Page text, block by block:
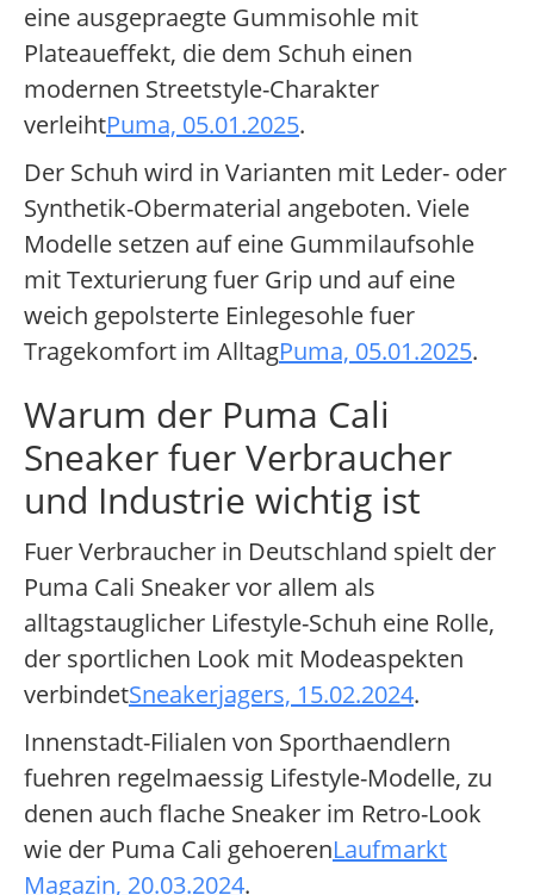
eine ausgepraegte Gummisohle mit
Plateaueffekt, die dem Schuh einen
modernen Streetstyle-Charakter
verleihtPuma, 05.01.2025.
Der Schuh wird in Varianten mit Leder- oder
Synthetik-Obermaterial angeboten. Viele
Modelle setzen auf eine Gummilaufsohle
mit Texturierung fuer Grip und auf eine
weich gepolsterte Einlegesohle fuer
Tragekomfort im AlltagPuma, 05.01.2025.
Warum der Puma Cali
Sneaker fuer Verbraucher
und Industrie wichtig ist
Fuer Verbraucher in Deutschland spielt der
Puma Cali Sneaker vor allem als
alltagstauglicher Lifestyle-Schuh eine Rolle,
der sportlichen Look mit Modeaspekten
verbindetSneakerjagers, 15.02.2024.
Innenstadt-Filialen von Sporthaendlern
fuehren regelmaessig Lifestyle-Modelle, zu
denen auch flache Sneaker im Retro-Look
wie der Puma Cali gehoerenLaufmarkt
Magazin, 20.03.2024.